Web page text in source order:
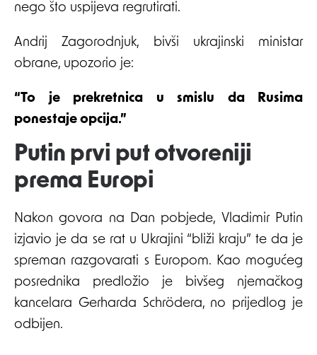
nego što uspijeva regrutirati.
Andrij Zagorodnjuk, bivši ukrajinski ministar
obrane, upozorio je:
“To je prekretnica u smislu da Rusima
ponestaje opcija.”
Putin prvi put otvoreniji
prema Europi
Nakon govora na Dan pobjede, Vladimir Putin
izjavio je da se rat u Ukrajini “bliži kraju” te da je
spreman razgovarati s Europom. Kao mogućeg
posrednika predložio je bivšeg njemačkog
kancelara Gerharda Schrödera, no prijedlog je
odbijen.